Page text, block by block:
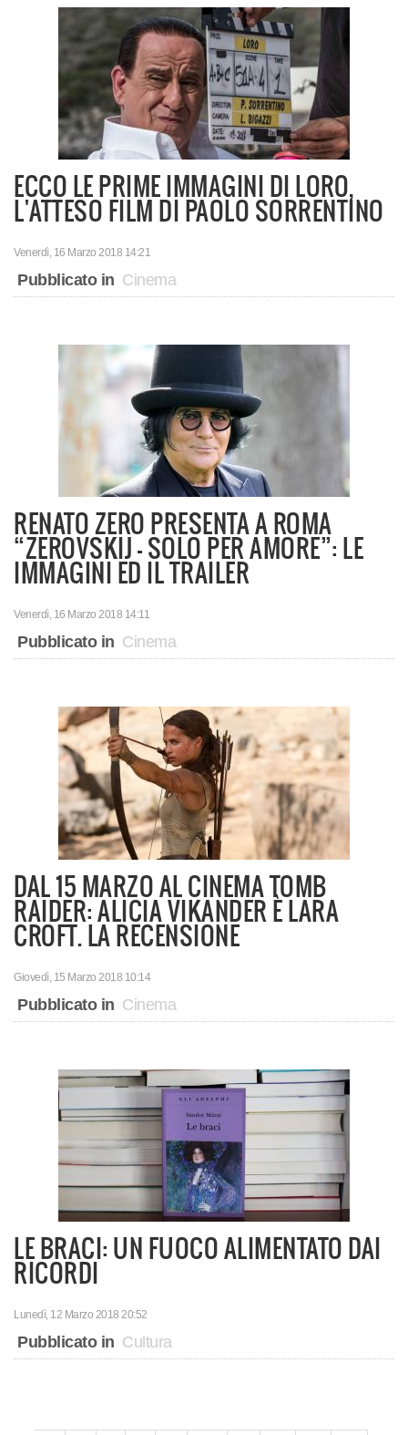
ECCO LE PRIME IMMAGINI DI LORO,
L'ATTESO FILM DI PAOLO SORRENTINO
Venerdì, 16 Marzo 2018 14:21
Pubblicato in Cinema
RENATO ZERO PRESENTA A ROMA
“ZEROVSKIJ - SOLO PER AMORE”: LE
IMMAGINI ED IL TRAILER
Venerdì, 16 Marzo 2018 14:11
Pubblicato in Cinema
DAL 15 MARZO AL CINEMA TOMB
RAIDER: ALICIA VIKANDER È LARA
CROFT. LA RECENSIONE
Giovedì, 15 Marzo 2018 10:14
Pubblicato in Cinema
LE BRACI: UN FUOCO ALIMENTATO DAI
RICORDI
Lunedì, 12 Marzo 2018 20:52
Pubblicato in Cultura